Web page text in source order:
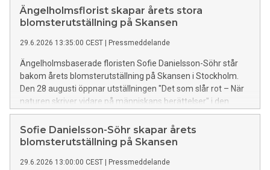
Ängelholmsflorist skapar årets stora
blomsterutställning på Skansen
29.6.2026 13:35:00 CEST | Pressmeddelande
Ängelholmsbaserade floristen Sofie Danielsson-Söhr står
bakom årets blomsterutställning på Skansen i Stockholm.
Den 28 augusti öppnar utställningen "Det som slår rot – När
naturen skriver vidare på människans berättelser" i den
historiska miljön Skogaholms herrgård.
Sofie Danielsson-Söhr skapar årets
blomsterutställning på Skansen
29.6.2026 13:00:00 CEST | Pressmeddelande